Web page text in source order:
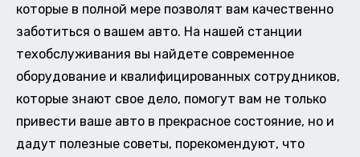
которые в полной мере позволят вам качественно
заботиться о вашем авто. На нашей станции
техобслуживания вы найдете современное
оборудование и квалифицированных сотрудников,
которые знают свое дело, помогут вам не только
привести ваше авто в прекрасное состояние, но и
дадут полезные советы, порекомендуют, что